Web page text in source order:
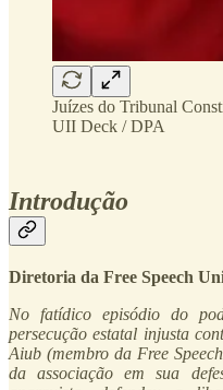
Juízes do Tribunal
UII Deck / DPA
Introdução
Diretoria da Free Speech
No fatídico episódio do
persecução estatal injusta
Aiub (membro da Free
da associação em sua